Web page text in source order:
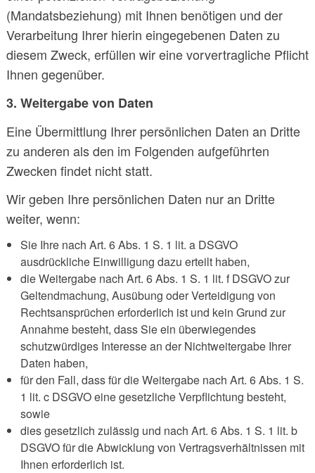
(Mandatsbeziehung) mit Ihnen benötigen und der
Verarbeitung Ihrer hierin eingegebenen Daten zu
diesem Zweck, erfüllen wir eine vorvertragliche Pflicht
Ihnen gegenüber.
3. Weitergabe von Daten
Eine Übermittlung Ihrer persönlichen Daten an Dritte
zu anderen als den im Folgenden aufgeführten
Zwecken findet nicht statt.
Wir geben Ihre persönlichen Daten nur an Dritte
weiter, wenn:
Sie Ihre nach Art. 6 Abs. 1 S. 1 lit. a DSGVO
ausdrückliche Einwilligung dazu erteilt haben,
die Weitergabe nach Art. 6 Abs. 1 S. 1 lit. f DSGVO zur
Geltendmachung, Ausübung oder Verteidigung von
Rechtsansprüchen erforderlich ist und kein Grund zur
Annahme besteht, dass Sie ein überwiegendes
schutzwürdiges Interesse an der Nichtweitergabe Ihrer
Daten haben,
für den Fall, dass für die Weitergabe nach Art. 6 Abs. 1 S.
1 lit. c DSGVO eine gesetzliche Verpflichtung besteht,
sowie
dies gesetzlich zulässig und nach Art. 6 Abs. 1 S. 1 lit. b
DSGVO für die Abwicklung von Vertragsverhältnissen mit
Ihnen erforderlich ist.